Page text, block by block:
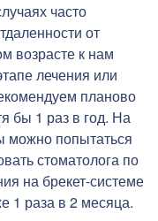
часто
от
возрасте к нам
лечения или
планово
бы 1 раз в год. На
можно попытаться
стоматолога по
на брекет-системе
1 раза в 2 месяца.